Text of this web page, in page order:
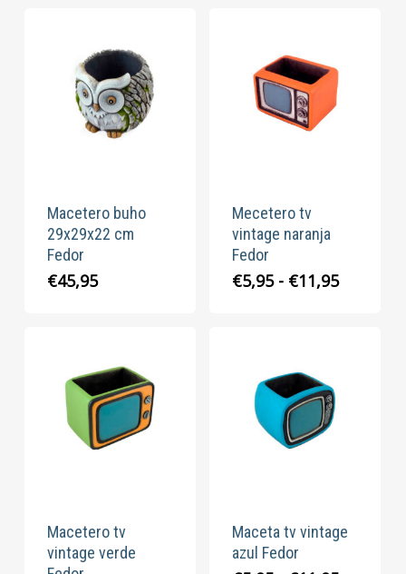
Macetero buho
29x29x22 cm
Fedor
€45,95
Mecetero tv
vintage naranja
Fedor
€5,95 - €11,95Rango
Macetero tv
vintage verde
Maceta tv vintage
azul Fedor